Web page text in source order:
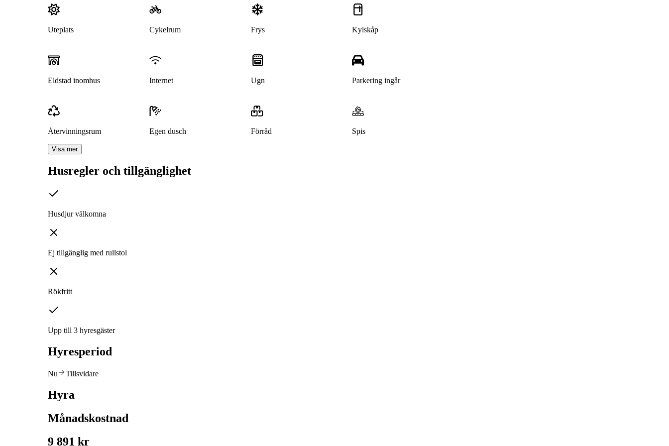
Uteplats Cykelrum Frys Kylskåp
Eldstad inomhus Internet Ugn Parkering ingår
Återvinningsrum Egen dusch Förråd Spis
Visa mer
Husregler och tillgänglighet
Husdjur välkomna
Ej tillgänglig med rullstol
Rökfritt
Upp till 3 hyresgäster
Hyresperiod
Nu Tillsvidare
Hyra
Månadskostnad
9 891 kr